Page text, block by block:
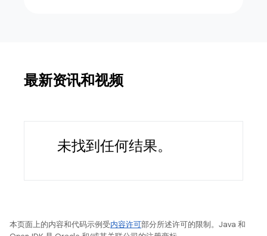
最新资讯和视频
未找到任何结果。
本页面上的内容和代码示例受内容许可部分所述许可的限制。Java 和